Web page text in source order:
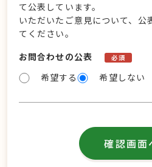
て公表しています。
いただいたご意見について、公
てください。
お問合わせの公表
必須
希望する 希望しない
確認画面